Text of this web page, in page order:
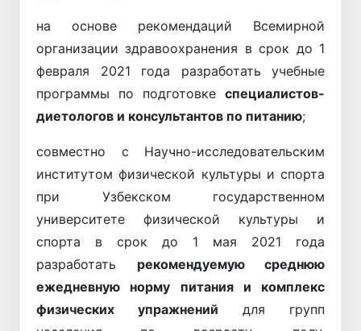
на основе рекомендаций Всемирной
организации здравоохранения в срок до 1
февраля 2021 года разработать учебные
программы по подготовке специалистов-
диетологов и консультантов по питанию;
совместно с Научно-исследовательским
институтом физической культуры и спорта
при Узбекском государственном
университете физической культуры и
спорта в срок до 1 мая 2021 года
разработать рекомендуемую среднюю
ежедневную норму питания и комплекс
физических упражнений для групп